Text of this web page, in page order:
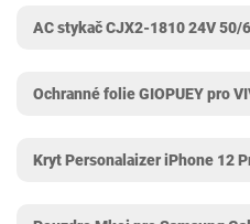
AC stykač CJX2-1810 24V 50/
Ochranné folie GIOPUEY pro
Kryt Personalaizer iPhone 12